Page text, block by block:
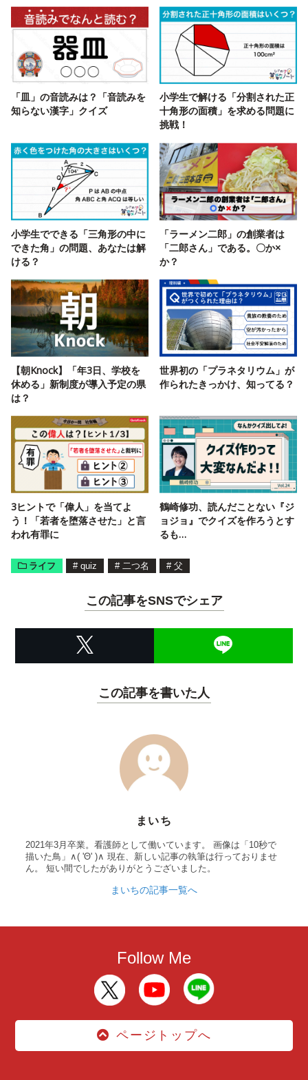
「皿」の音読みは？「音読みを
知らない漢字」クイズ
小学生で解ける「分割された正
十角形の面積」を求める問題に
挑戦！
小学生でできる「三角形の中に
できた角」の問題、あなたは解
ける？
「ラーメン二郎」の創業者は
「二郎さん」である。〇か×
か？
【朝Knock】「年3日、学校を
休める」新制度が導入予定の県
は？
世界初の「プラネタリウム」が
作られたきっかけ、知ってる？
3ヒントで「偉人」を当てよ
う！「若者を堕落させた」と言
われ有罪に
鶴崎修功、読んだことない『ジ
ョジョ』でクイズを作ろうとす
るも…
ライフ # quiz # 二つ名 # 父
この記事をSNSでシェア
この記事を書いた人
まいち
2021年3月卒業。看護師として働いています。 画像は「10秒で
描いた鳥」∧( 'Θ' )∧ 現在、新しい記事の執筆は行っておりませ
ん。 短い間でしたがありがとうございました。
まいちの記事一覧へ
Follow Me
ページトップへ